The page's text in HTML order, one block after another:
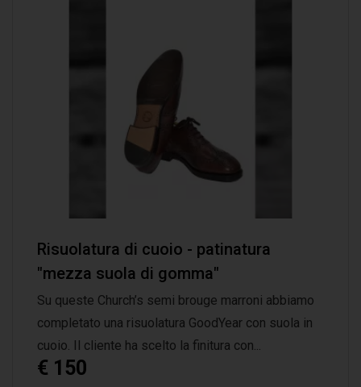
Risuolatura di cuoio - patinatura
"mezza suola di gomma"
Su queste Church’s semi brouge marroni abbiamo
completato una risuolatura GoodYear con suola in
cuoio. Il cliente ha scelto la finitura con...
€ 150